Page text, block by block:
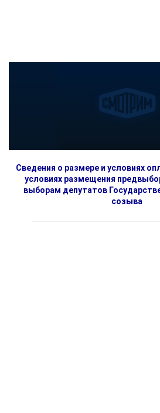
Сведения о размере и условиях
условиях размещения
выборам депутатов
созыва